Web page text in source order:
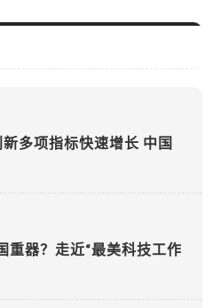
多项指标快速增长 中国
重器？走近“最美科技工作